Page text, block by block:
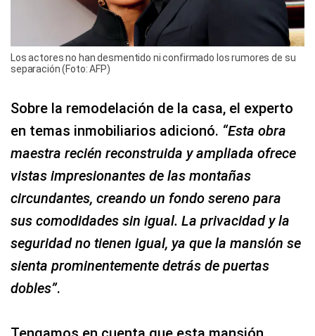
Los actores no han desmentido ni confirmado los rumores de su
separación (Foto: AFP)
Sobre la remodelación de la casa, el experto
en temas inmobiliarios adicionó. “Esta obra
maestra recién reconstruida y ampliada ofrece
vistas impresionantes de las montañas
circundantes, creando un fondo sereno para
sus comodidades sin igual. La privacidad y la
seguridad no tienen igual, ya que la mansión se
sienta prominentemente detrás de puertas
dobles”.